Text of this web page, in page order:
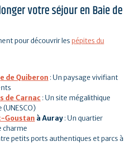
votre séjour en Baie de
pour découvrir les pépites du
de Quiberon : Un paysage vivifiant
de Carnac : Un site mégalithique
Goustan à Auray : Un quartier
charme
petits ports authentiques et parcs à